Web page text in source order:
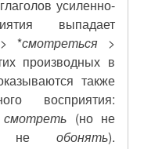
усиленно-
выпадает
*смотреться >
производных в
также
восприятия:
смотреть (но не
не обонять).